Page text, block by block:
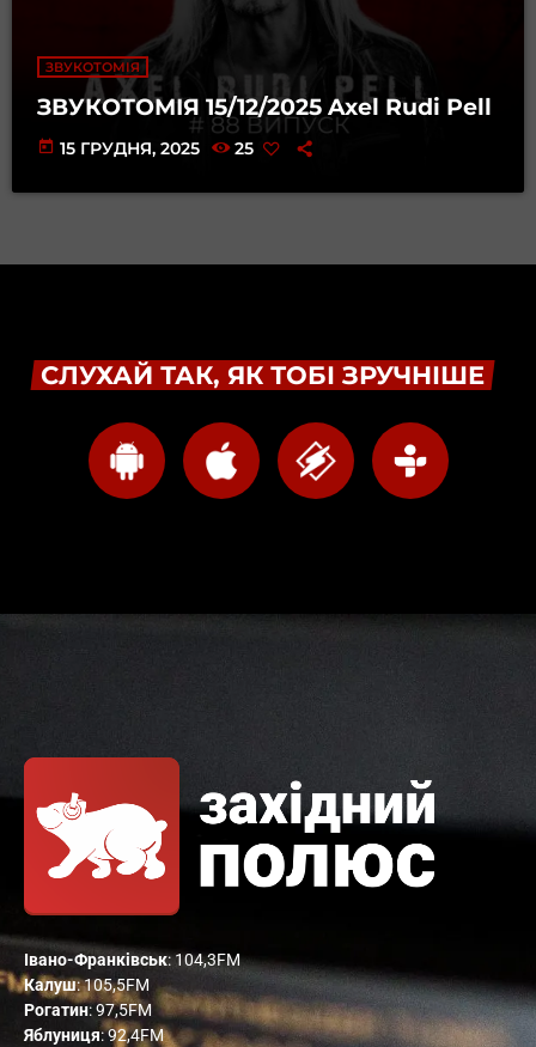
ЗВУКОТОМІЯ
ЗВУКОТОМІЯ 15/12/2025 Axel Rudi Pell
today 15 ГРУДНЯ, 2025 25
СЛУХАЙ ТАК, ЯК ТОБІ ЗРУЧНІШЕ
Івано-Франківськ: 104,3FM
Калуш: 105,5FM
Рогатин: 97,5FM
Яблуниця: 92,4FM